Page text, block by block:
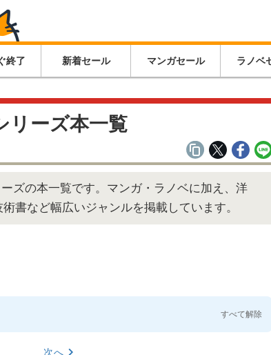
終了 新着セール マンガセール ラノベ
リーズ本一覧
ズの本一覧です。マンガ・ラノベに加え、洋
書など幅広いジャンルを掲載しています。
すべて解除
次へ